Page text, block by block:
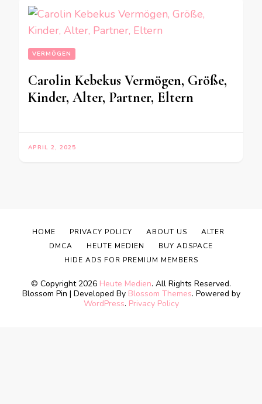
VERMÖGEN
Carolin Kebekus Vermögen, Größe,
Kinder, Alter, Partner, Eltern
APRIL 2, 2025
© Copyright 2026 Heute Medien. All Rights Reserved.
Blossom Pin | Developed By Blossom Themes. Powered by
WordPress. Privacy Policy
HOME PRIVACY POLICY ABOUT US
ALTER
DMCA
HEUTE MEDIEN
BUY ADSPACE
HIDE ADS FOR PREMIUM MEMBERS